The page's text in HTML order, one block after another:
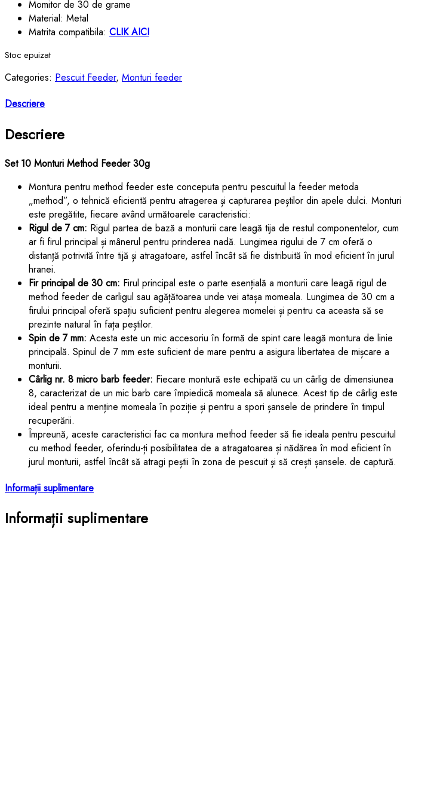
Momitor de 30 de grame
Material: Metal
Matrita compatibila: CLIK AICI
Stoc epuizat
Categories: Pescuit Feeder, Monturi feeder
Descriere
Descriere
Set 10 Monturi Method Feeder 30g
Montura pentru method feeder este conceputa pentru pescuitul la feeder metoda
„method”, o tehnică eficientă pentru atragerea și capturarea peștilor din apele dulci. Monturi
este pregătite, fiecare având următoarele caracteristici:
Rigul de 7 cm: Rigul partea de bază a monturii care leagă tija de restul componentelor, cum
ar fi firul principal și mânerul pentru prinderea nadă. Lungimea rigului de 7 cm oferă o
distanță potrivită între tijă și atragatoare, astfel încât să fie distribuită în mod eficient în jurul
hranei.
Fir principal de 30 cm: Firul principal este o parte esențială a monturii care leagă rigul de
method feeder de carligul sau agățătoarea unde vei atașa momeala. Lungimea de 30 cm a
firului principal oferă spațiu suficient pentru alegerea momelei și pentru ca aceasta să se
prezinte natural în fața peștilor.
Spin de 7 mm: Acesta este un mic accesoriu în formă de spint care leagă montura de linie
principală. Spinul de 7 mm este suficient de mare pentru a asigura libertatea de mișcare a
monturii.
Cârlig nr. 8 micro barb feeder: Fiecare montură este echipată cu un cârlig de dimensiunea
8, caracterizat de un mic barb care împiedică momeala să alunece. Acest tip de cârlig este
ideal pentru a menține momeala în poziție și pentru a spori șansele de prindere în timpul
recuperării.
Împreună, aceste caracteristici fac ca montura method feeder să fie ideala pentru pescuitul
cu method feeder, oferindu-ți posibilitatea de a atragatoarea și nădărea în mod eficient în
jurul monturii, astfel încât să atragi peștii în zona de pescuit și să crești șansele. de captură.
Informații suplimentare
Informații suplimentare